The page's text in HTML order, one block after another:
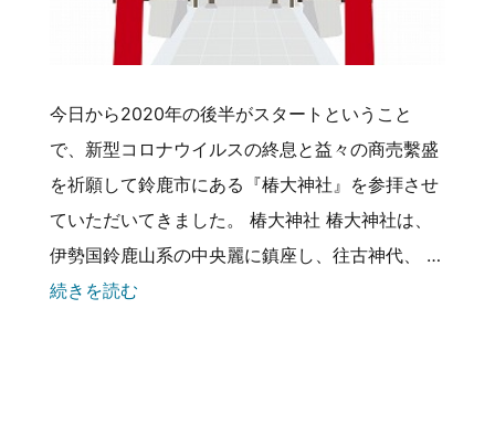
今日から2020年の後半がスタートということ
で、新型コロナウイルスの終息と益々の商売繫盛
を祈願して鈴鹿市にある『椿大神社』を参拝させ
ていただいてきました。 椿大神社 椿大神社は、
伊勢国鈴鹿山系の中央麗に鎮座し、往古神代、 …
続きを読む